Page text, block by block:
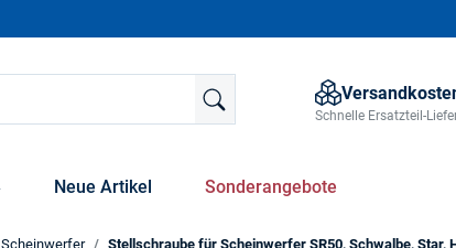
Schnelle Ersatzteil-
Neue Artikel Sonderangebote
Scheinwerfer Stellschraube für Scheinwerfer SR50, Schwalbe, Star,